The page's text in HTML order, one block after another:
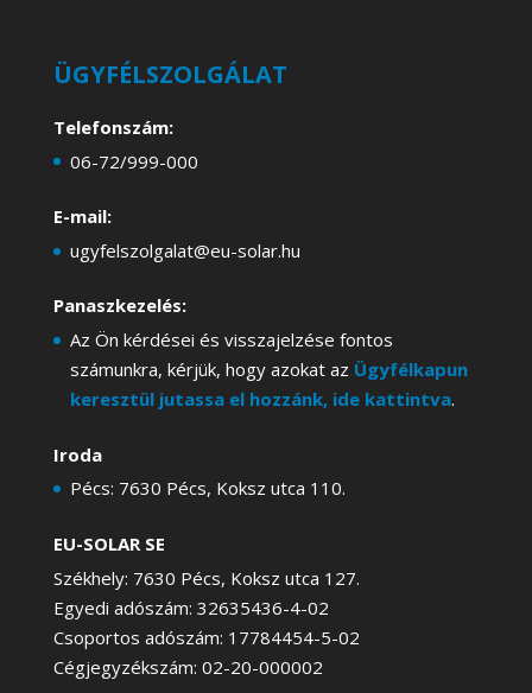
ÜGYFÉLSZOLGÁLAT
Telefonszám:
06-72/999-000
E-mail:
ugyfelszolgalat@eu-solar.hu
Panaszkezelés:
Az Ön kérdései és visszajelzése fontos
számunkra, kérjük, hogy azokat az Ügyfélkapun
keresztül jutassa el hozzánk, ide kattintva.
Iroda
Pécs: 7630 Pécs, Koksz utca 110.
EU-SOLAR SE
Székhely: 7630 Pécs, Koksz utca 127.
Egyedi adószám: 32635436-4-02
Csoportos adószám: 17784454-5-02
Cégjegyzékszám: 02-20-000002